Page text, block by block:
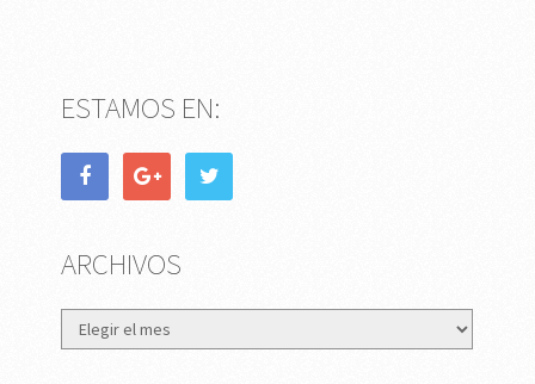
ESTAMOS EN:
ARCHIVOS
Archivos